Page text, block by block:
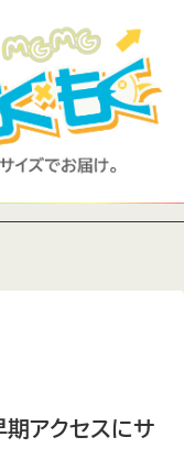
アクセスにサ